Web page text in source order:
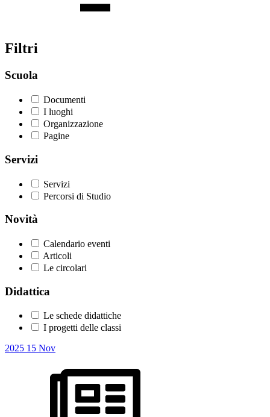
Filtri
Scuola
Documenti
I luoghi
Organizzazione
Pagine
Servizi
Servizi
Percorsi di Studio
Novità
Calendario eventi
Articoli
Le circolari
Didattica
Le schede didattiche
I progetti delle classi
2025 15 Nov